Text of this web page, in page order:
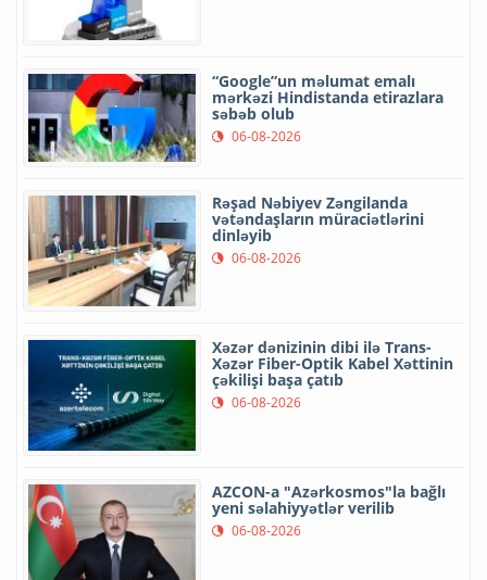
“Google”un məlumat emalı
mərkəzi Hindistanda etirazlara
səbəb olub
06-08-2026
Rəşad Nəbiyev Zəngilanda
vətəndaşların müraciətlərini
dinləyib
06-08-2026
Xəzər dənizinin dibi ilə Trans-
Xəzər Fiber-Optik Kabel Xəttinin
çəkilişi başa çatıb
06-08-2026
AZCON-a "Azərkosmos"la bağlı
yeni səlahiyyətlər verilib
06-08-2026